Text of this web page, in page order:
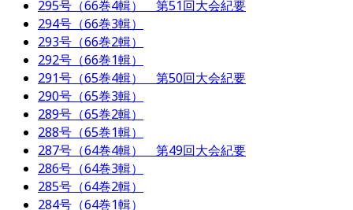
295号（66巻4輯） 第51回大会紀要
294号（66巻3輯）
293号（66巻2輯）
292号（66巻1輯）
291号（65巻4輯） 第50回大会紀要
290号（65巻3輯）
289号（65巻2輯）
288号（65巻1輯）
287号（64巻4輯） 第49回大会紀要
286号（64巻3輯）
285号（64巻2輯）
284号（64巻1輯）